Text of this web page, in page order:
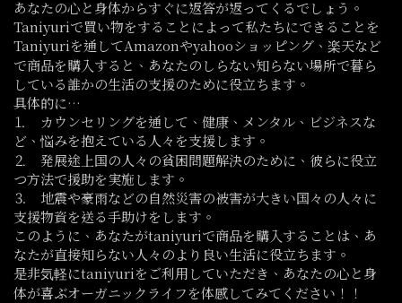
あなたの心と身体からすぐに返答が返ってくるでしょう。
Taniyuriで買い物をすることによって私たちにできることを
Taniyuriを通してAmazonやyahooショッピング、楽天など
で商品を購入すると、あなたのしらない知らない場所で暮ら
している誰かの生活の支援のために役立ちます。
具体的に…
⒈ カウンセリングを通して、健康、メンタル、ビジネスな
ど、悩みを抱えている人々を支援します。
⒉ 発展途上国の人々の貧困問題解決のために、彼らに役立
つ方法で援助を実施します。
⒊ 地震や豪雨などの自然災害の被害が大きい国々の人々に
支援物資を送る手助けをします。
このように、あなたがtaniyuriで商品を購入することは、あ
なたが直接知らない人々のより良い生活に役立ちます。
是非気軽にtaniyuriをご利用していただき、あなたの心と身
体が喜ぶオーガニックライフを体感してみてください！！